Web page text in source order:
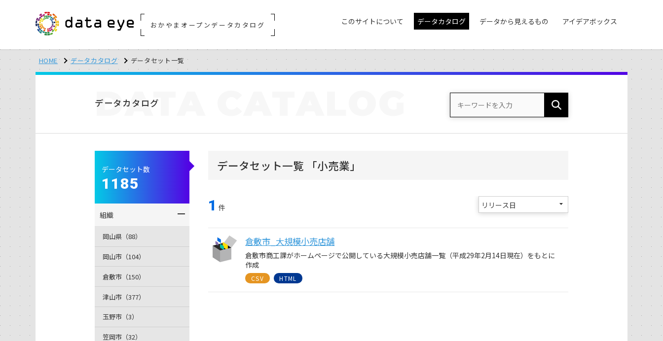
おかやまオープンデータカタログ このサイトについて データカタログ データから見えるもの アイデアボックス
HOME データカタログ データセット一覧
データカタログ
DATA
データセット一覧 「小売業」
1 件
倉敷市_大規模小売店舗
倉敷市商工課がホームページで公開している大規模小売店舗一覧（平成29年2月14日現在）をもとに
作成
CSV HTML
データセット数
1185
組織
岡山県（88）
岡山市（104）
倉敷市（150）
津山市（377）
玉野市（3）
笠岡市（32）